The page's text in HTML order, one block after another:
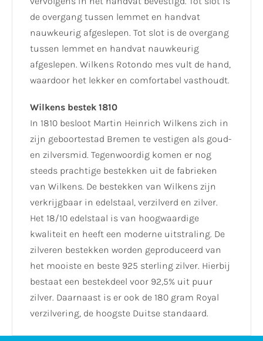
de overgang tussen lemmet en handvat
nauwkeurig afgeslepen. Tot slot is de overgang
tussen lemmet en handvat nauwkeurig
afgeslepen. Wilkens Rotondo mes vult de hand,
waardoor het lekker en comfortabel vasthoudt.
Wilkens bestek 1810
In 1810 besloot Martin Heinrich Wilkens zich in
zijn geboortestad Bremen te vestigen als goud-
en zilversmid. Tegenwoordig komen er nog
steeds prachtige bestekken uit de fabrieken
van Wilkens. De bestekken van Wilkens zijn
verkrijgbaar in edelstaal, verzilverd en zilver.
Het 18/10 edelstaal is van hoogwaardige
kwaliteit en heeft een moderne uitstraling. De
zilveren bestekken worden geproduceerd van
het mooiste en beste 925 sterling zilver. Hierbij
bestaat een bestekdeel voor 92,5% uit puur
zilver. Daarnaast is er ook de 180 gram Royal
verzilvering, de hoogste Duitse standaard.